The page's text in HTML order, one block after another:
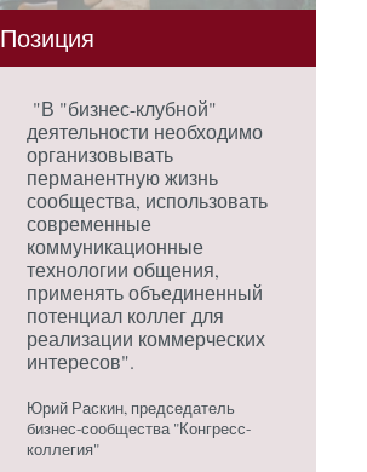
Позиция
"В "бизнес-клубной"
деятельности необходимо
организовывать
перманентную жизнь
сообщества, использовать
современные
коммуникационные
технологии общения,
применять объединенный
потенциал коллег для
реализации коммерческих
интересов".
Юрий Раскин, председатель
бизнес-сообщества "Конгресс-
коллегия"